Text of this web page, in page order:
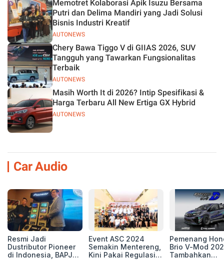
AUTONEWS
Memotret Kolaborasi Apik Isuzu Bersama
Putri dan Delima Mandiri yang Jadi Solusi
Bisnis Industri Kreatif
AUTONEWS
Chery Bawa Tiggo V di GIIAS 2026, SUV
Tangguh yang Tawarkan Fungsionalitas
Terbaik
AUTONEWS
Masih Worth It di 2026? Intip Spesifikasi &
Harga Terbaru All New Ertiga GX Hybrid
Car Audio
Resmi Jadi
Dustributor Pioneer
di Indonesia, BAPJ
Event ASC 2024
Semakin Mentereng,
Kini Pakai Regulasi
Pemenang
Brio V-Mod
Tambahkan